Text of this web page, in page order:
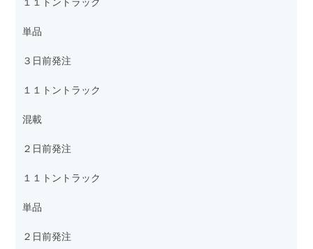
単品
３日前発注
１１トントラック
混載
２日前発注
１１トントラック
単品
２日前発注